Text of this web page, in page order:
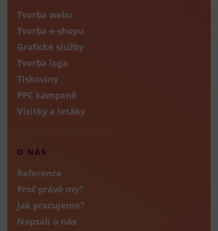
Tvorba webu
Tvorba e-shopu
Grafické služby
Tvorba loga
Tiskoviny
PPC kampaně
Vizitky a letáky
O NÁS
Reference
Proč právě my?
Jak pracujeme?
Napsali o nás